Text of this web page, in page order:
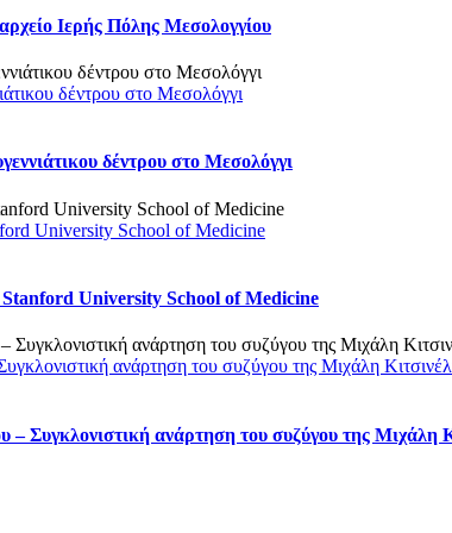
Ιερής Πόλης Μεσολογγίου
δέντρου στο Μεσολόγγι
δέντρου στο Μεσολόγγι
University School of Medicine
Stanford University School of Medicine
ανάρτηση του συζύγου της Μιχάλη
Συγκλονιστική ανάρτηση του συζύγου της Μιχάλη